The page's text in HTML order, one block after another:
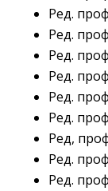
Ред.
Ред.
Ред.
Ред.
Ред.
Ред.
Ред,
Ред.
Ред.